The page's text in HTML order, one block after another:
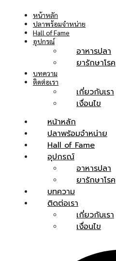
หน้าหลัก
ปลาพร้อมจำหน่าย
Hall of Fame
อุปกรณ์
อาหารปลา
ยารักษาโรค
บทความ
ติดต่อเรา
เกี่ยวกับเรา
เงื่อนไข
หน้าหลัก
ปลาพร้อมจำหน่าย
Hall of Fame
อุปกรณ์
อาหารปลา
ยารักษาโรค
บทความ
ติดต่อเรา
เกี่ยวกับเรา
เงื่อนไข